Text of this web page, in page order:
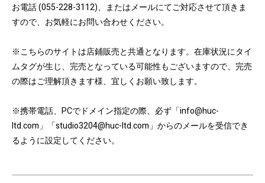
お電話 (055-228-3112)、またはメールにてご対応させて頂きま
すので、お気軽にお問い合わせください。
※こちらのサイトは店鋪販売と共通となります。在庫状況にタイ
ムタグが生じ、完売となっている可能性もございますので、完売
の際はご理解頂きます様、宜しくお願い致します。
※携帯電話、PCでドメイン指定の際、必ず「info@huc-
ltd.com」「studio3204@huc-ltd.com」からのメールを受信でき
るように設定してください。